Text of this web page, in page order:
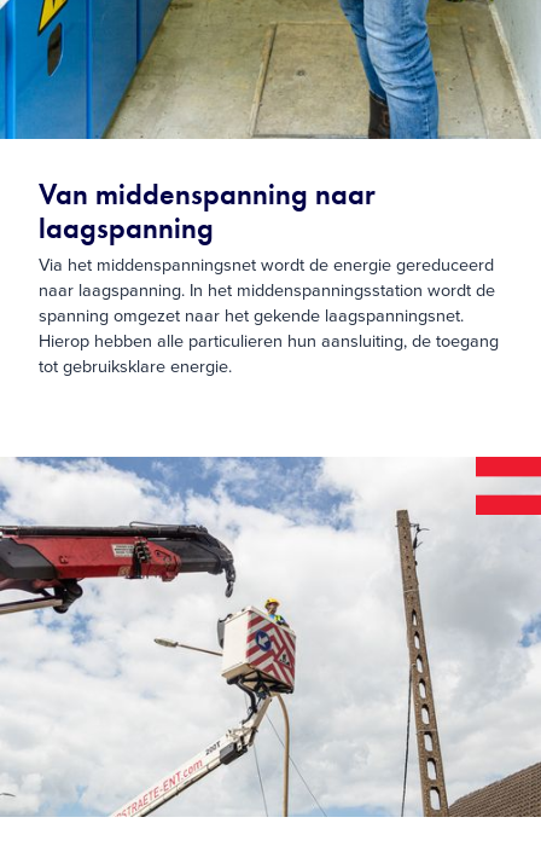
Van middenspanning naar
laagspanning
Via het middenspanningsnet wordt de energie gereduceerd
naar laagspanning. In het middenspanningsstation wordt de
spanning omgezet naar het gekende laagspanningsnet.
Hierop hebben alle particulieren hun aansluiting, de toegang
tot gebruiksklare energie.